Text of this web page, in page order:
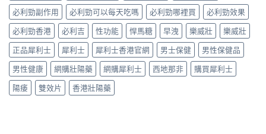
必利勁副作用
必利勁可以每天吃嗎 必利勁哪裡買
必利勁效果
必利勁香港
必利吉 性功能 悍馬糖 早洩 樂威壯
樂威壯
正品犀利士
犀利士 犀利士香港官網 男士保健
男性保健品
男性健康
網購壯陽藥 網購犀利士 西地那非
購買犀利士
陽痿
雙效片 香港壯陽藥